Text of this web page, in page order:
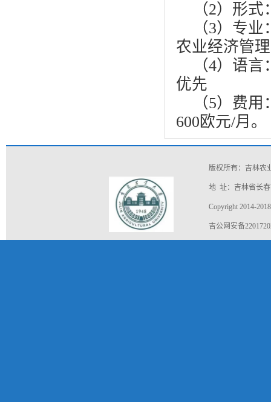
（2）形
（3）专
农业经济管理
（4）语
优先
（5）费
600欧元/月。
版权所有：吉林农
地 址：吉林省长春
Copyright 2014-
吉公网安备